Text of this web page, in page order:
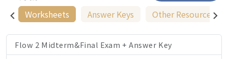
Worksheets Answer Keys Other Resources
Flow 2 Midterm&Final Exam + Answer Key